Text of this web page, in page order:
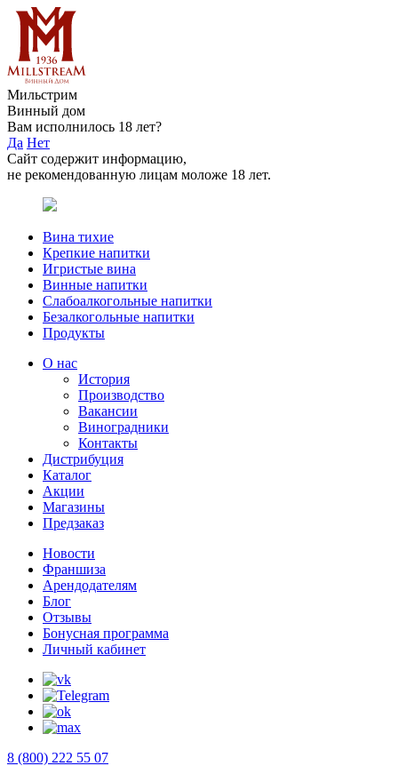
Мильстрим
Винный дом
Вам исполнилось 18 лет?
Да Нет
Сайт содержит информацию,
не рекомендованную лицам моложе 18 лет.
Вина тихие
Крепкие напитки
Игристые вина
Винные напитки
Слабоалкогольные напитки
Безалкогольные напитки
Продукты
О нас
История
Производство
Вакансии
Виноградники
Контакты
Дистрибуция
Каталог
Акции
Магазины
Предзаказ
Новости
Франшиза
Арендодателям
Блог
Отзывы
Бонусная программа
Личный кабинет
8 (800) 222 55 07